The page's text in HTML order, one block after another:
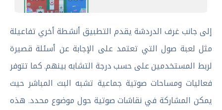
إلى جانب غرف الدردشة يقدم التطبيق أنشطة أخري تفاعيلة
مثل لعبة صول التي تعتمد على الإجابة عن أسئلة قصيرة
لربط المستخدمين على حسب درجة التشابه بينهم. كما تتوفر
فعاليات ومساحات صوتية جماعية تشبه البث المباشر حيث
يمكن المشاركة في نقاشات صوتية حول موضوع محدد. هذه